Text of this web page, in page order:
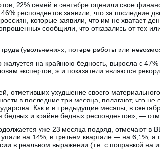
22% семей в сентябре оценили свое
респондентов заявили, что за последние
которые заявили, что им не хватает
сообщили, что отказались от тех
(увольнениях, потере работы или
на крайнюю бедность, выросла с
экспертов, эти показатели являются
отметивших ухудшение своего
в последние три месяца, полагают, что не
Как и в предыдущие месяцы, в
и крайне бедных респондентов», —
уже 23 месяца подряд, отмечают в
на 14%, в третьем квартале — на 6,1%, а
в реальном выражении (т.е. с поправкой